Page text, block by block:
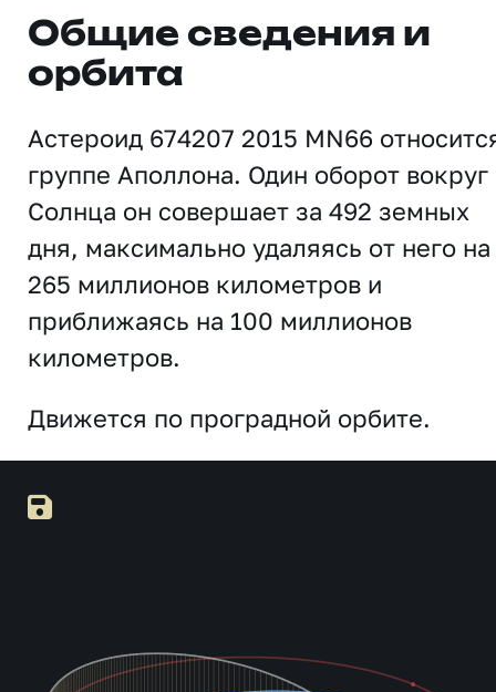
Общие сведения и
орбита
Астероид 674207 2015 MN66
группе Аполлона. Один оборот вокруг
Солнца он совершает за 492 земных
дня, максимально удаляясь от него на
265 миллионов километров и
приближаясь на 100 миллионов
километров.
Движется по проградной орбите.